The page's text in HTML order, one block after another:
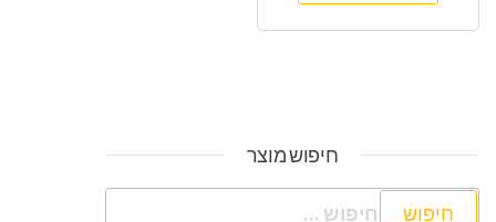
חיפוש מוצר
חיפוש: